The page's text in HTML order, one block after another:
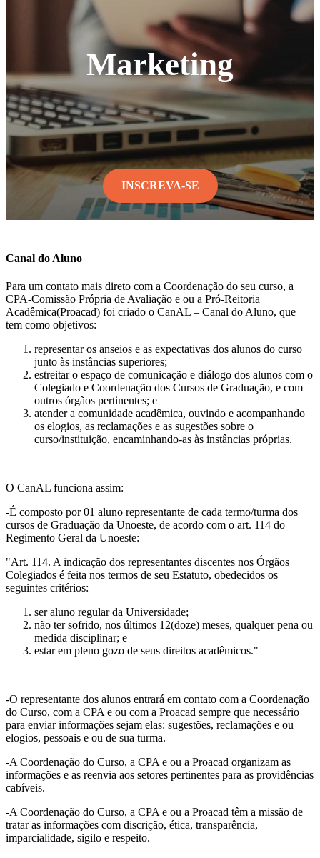
Marketing
INSCREVA-SE
Canal do Aluno
Para um contato mais direto com a Coordenação do seu curso, a
CPA-Comissão Própria de Avaliação e ou a Pró-Reitoria
Acadêmica(Proacad) foi criado o CanAL – Canal do Aluno, que
tem como objetivos:
representar os anseios e as expectativas dos alunos do curso
junto às instâncias superiores;
estreitar o espaço de comunicação e diálogo dos alunos com o
Colegiado e Coordenação dos Cursos de Graduação, e com
outros órgãos pertinentes; e
atender a comunidade acadêmica, ouvindo e acompanhando
os elogios, as reclamações e as sugestões sobre o
curso/instituição, encaminhando-as às instâncias próprias.
O CanAL funciona assim:
-É composto por 01 aluno representante de cada termo/turma dos
cursos de Graduação da Unoeste, de acordo com o art. 114 do
Regimento Geral da Unoeste:
"Art. 114. A indicação dos representantes discentes nos Órgãos
Colegiados é feita nos termos de seu Estatuto, obedecidos os
seguintes critérios:
ser aluno regular da Universidade;
não ter sofrido, nos últimos 12(doze) meses, qualquer pena ou
medida disciplinar; e
estar em pleno gozo de seus direitos acadêmicos."
-O representante dos alunos entrará em contato com a Coordenação
do Curso, com a CPA e ou com a Proacad sempre que necessário
para enviar informações sejam elas: sugestões, reclamações e ou
elogios, pessoais e ou de sua turma.
-A Coordenação do Curso, a CPA e ou a Proacad organizam as
informações e as reenvia aos setores pertinentes para as providências
cabíveis.
-A Coordenação do Curso, a CPA e ou a Proacad têm a missão de
tratar as informações com discrição, ética, transparência,
imparcialidade, sigilo e respeito.